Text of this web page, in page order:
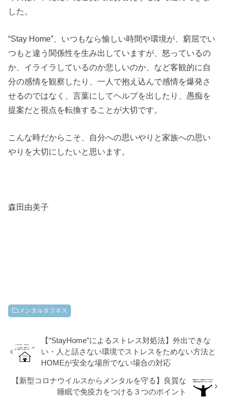
した。
“Stay Home”、いつもなら愉しい時間や環境が、窮屈でい
つもと違う関係性を生み出していますが、怒っているの
か、イライラしているのか悲しいのか、など客観的に自
分の感情を観察したり、一人で抱え込んで感情を爆発さ
せるのではなく、言葉にしてヘルプを出したり、愚痴を
提案だと視点を転換することが大切です。
こんな時だからこそ、自分への思いやりと家族への思い
やりを大切にしたいと思います。
森田由美子
メンタルタフネス
【“StayHome”によるストレス対処法】外出できな
い・人と話さない環境でストレスをためない方法と
HOMEが安全な場所でない場合の対応
【新型コロナウイルスからメンタルを守る】良質な
睡眠で免疫力をつける３つのポイント